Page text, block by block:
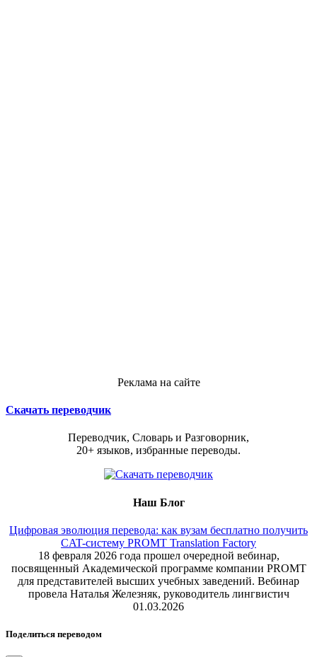
Реклама на сайте
Скачать переводчик
Переводчик, Словарь и Разговорник,
20+ языков, избранные переводы.
Наш Блог
Цифровая эволюция перевода: как вузам бесплатно получить
CAT-систему PROMT Translation Factory
18 февраля 2026 года прошел очередной вебинар,
посвященный Академической программе компании PROMT
для представителей высших учебных заведений. Вебинар
провела Наталья Железняк, руководитель лингвистич
01.03.2026
Поделиться переводом